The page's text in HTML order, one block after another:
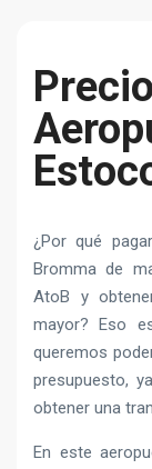
¿Por qué
Bromma de
AtoB y
mayor? Eso
queremos
presupuesto,
obtener una
En este